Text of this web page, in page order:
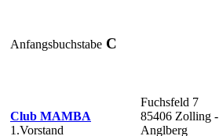
Anfangsbuchstabe C
Club MAMBA
1.Vorstand
Fuchsfeld 7
85406 Zolling -
Anglberg